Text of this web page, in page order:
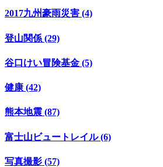
2017九州豪雨災害 (4)
登山関係 (29)
谷口けい冒険基金 (5)
健康 (42)
熊本地震 (87)
富士山ビュートレイル (6)
写真撮影 (57)